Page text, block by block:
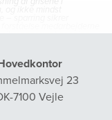
ensartet pasning.
de rutiner der
placeret på det
med fordel kan
skal
23
7100 Vejle